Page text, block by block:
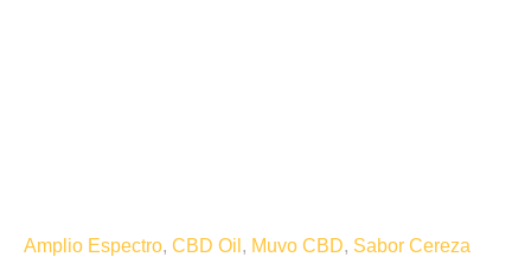
Amplio Espectro, CBD Oil , Muvo CBD, Sabor Cereza